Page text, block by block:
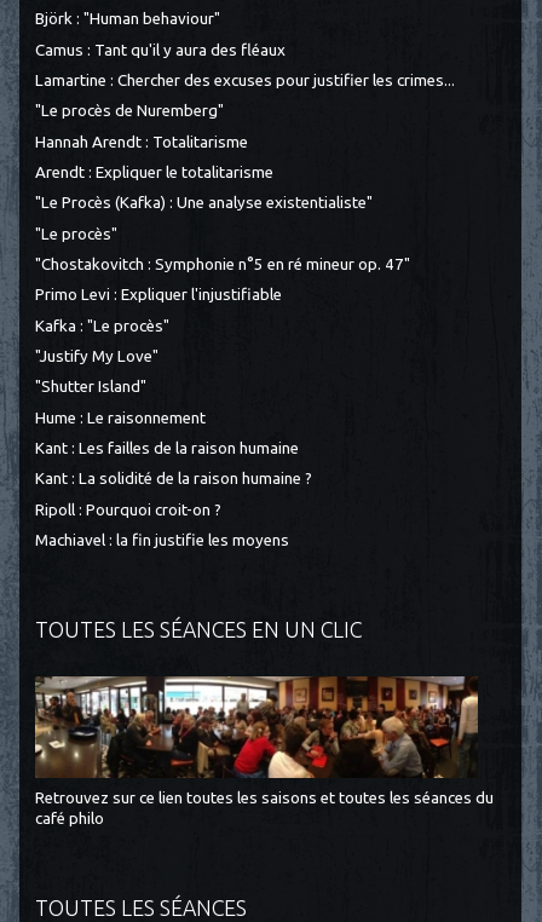
Björk : "Human behaviour"
Camus : Tant qu'il y aura des fléaux
Lamartine : Chercher des excuses pour justifier les crimes...
"Le procès de Nuremberg"
Hannah Arendt : Totalitarisme
Arendt : Expliquer le totalitarisme
"Le Procès (Kafka) : Une analyse existentialiste"
"Le procès"
"Chostakovitch : Symphonie n°5 en ré mineur op. 47"
Primo Levi : Expliquer l'injustifiable
Kafka : "Le procès"
"Justify My Love"
"Shutter Island"
Hume : Le raisonnement
Kant : Les failles de la raison humaine
Kant : La solidité de la raison humaine ?
Ripoll : Pourquoi croit-on ?
Machiavel : la fin justifie les moyens
TOUTES LES SÉANCES EN UN CLIC
Retrouvez sur ce lien toutes les saisons et toutes les séances du
café philo
TOUTES LES SÉANCES